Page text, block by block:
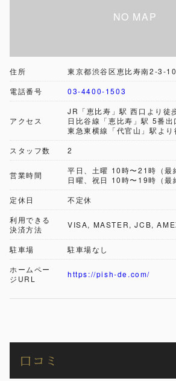
住所
東京都渋谷区恵比寿南2-3-
電話番号
03-4400-1503
アクセス
JR「恵比寿」駅 西口より徒
日比谷線「恵比寿」駅 5番
東急東横線「代官山」駅よ
スタッフ数
2
営業時間
平日、土曜 10時〜21時（最
日曜、祝日 10時〜19時（最
定休日
不定休
利用できる
決済方法
VISA, MASTER, JCB,
駐車場
駐車場なし
ホームペー
ジURL
https://pish-de.com/
口コミ